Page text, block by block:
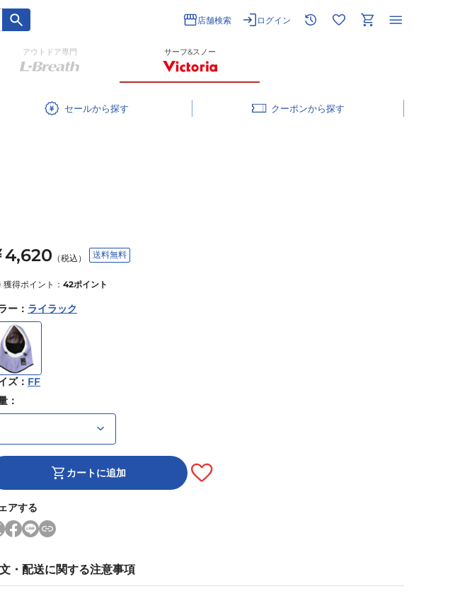
店舗検索 ログイン
アウトドア専門 サーフ&スノー
セール クーポン
4,620 （税込） 送料無料
獲得ポイント： 42ポイント
ー ： ライラック
ズ： FF
：
カートに追加
アする
・配送に関する注意事項